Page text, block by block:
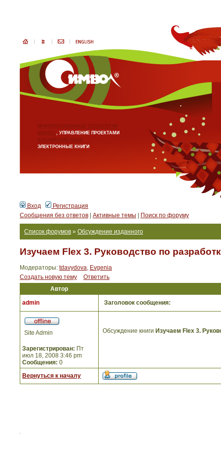
ИНФОРМАЦИОННЫЕ ТЕХНОЛОГИИ
БИЗНЕС, УПРАВЛЕНИЕ ПРОЕКТАМИ
АНГЛИЙСКИЙ ЯЗЫК
ЭЛЕКТРОННЫЕ КНИГИ
Вход
Регистрация
Сообщения без ответов
Активные темы Поиск по форуму
Список форумов » Обсуждение изданного
Изучаем Flex 3. Руководство по
Модераторы: tdavydova, Evgenia
Создать новую тему
Ответить
Автор
admin
Заголовок сообщения:
Site Admin
Зарегистрирован: Пт
июл 18, 2008 3:46 pm
Сообщения: 0
Обсуждение книги Изучаем Flex 3.
Вернуться к началу